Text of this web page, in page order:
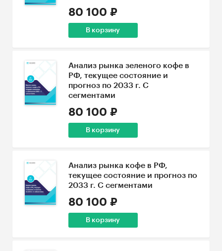
80 100 ₽
В корзину
Анализ рынка зеленого кофе в
РФ, текущее состояние и
прогноз по 2033 г. С
сегментами
80 100 ₽
В корзину
Анализ рынка кофе в РФ,
текущее состояние и прогноз по
2033 г. С сегментами
80 100 ₽
В корзину